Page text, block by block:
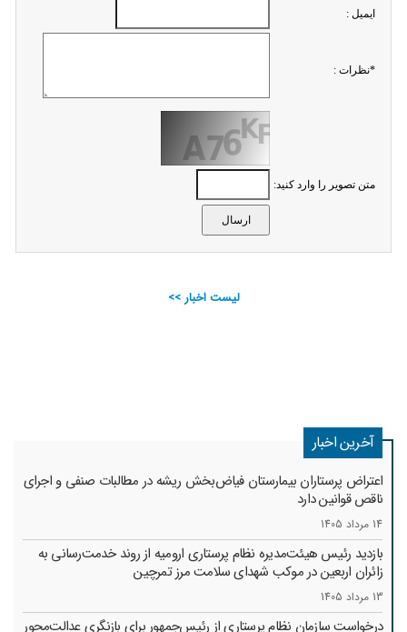
ايميل :
*نظرات :
متن تصویر را وارد کنید:
لیست اخبار >>
آخرین اخبار
اعتراض پرستاران بیمارستان فیاض‌بخش ریشه در مطالبات صنفی و اجرای
ناقص قوانین دارد
14 مرداد 1405
بازدید رئیس هیئت‌مدیره نظام پرستاری ارومیه از روند خدمت‌رسانی به
زائران اربعین در موکب شهدای سلامت مرز تمرچین
13 مرداد 1405
درخواست سازمان نظام پرستاری از رئیس‌جمهور برای بازنگری عدالت‌محور